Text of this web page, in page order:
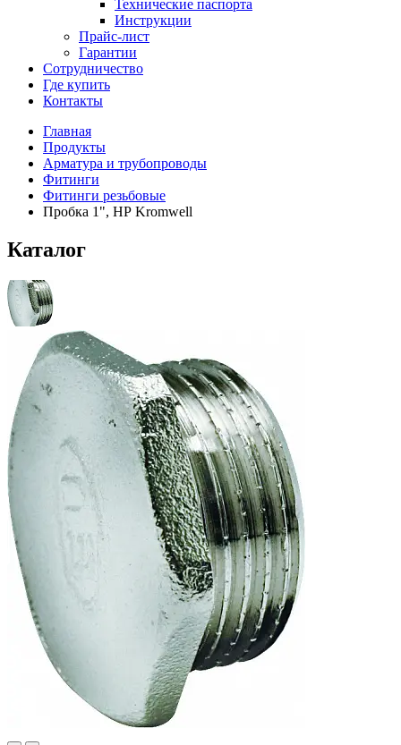
Технические паспорта
Инструкции
Прайс-лист
Гарантии
Сотрудничество
Где купить
Контакты
Главная
Продукты
Арматура и трубопроводы
Фитинги
Фитинги резьбовые
Пробка 1", НР Kromwell
Каталог